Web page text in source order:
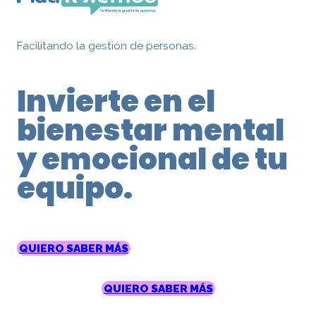
Facilitando la gestión de personas.
Invierte en el
bienestar mental
y emocional de tu
equipo.
QUIERO SABER MÁS
QUIERO SABER MÁS